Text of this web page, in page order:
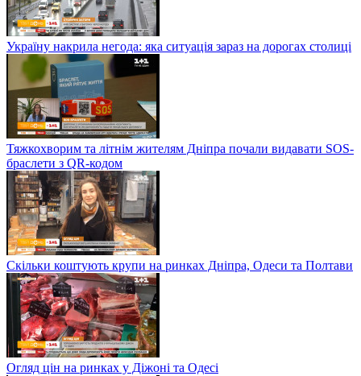
Україну накрила негода: яка ситуація зараз на дорогах столиці
Тяжкохворим та літнім жителям Дніпра почали видавати SOS-
браслети з QR-кодом
Скільки коштують крупи на ринках Дніпра, Одеси та Полтави
Огляд цін на ринках у Діжоні та Одесі